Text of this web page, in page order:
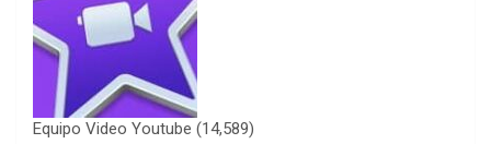
Equipo Video Youtube (14,589)